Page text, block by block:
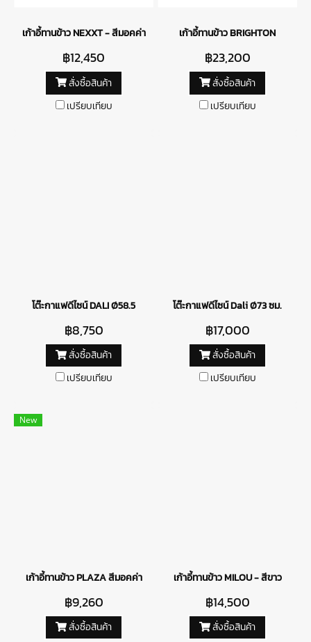
เก้าอี้ทานข้าว NEXXT - สีมอคค่า
฿12,450
สั่งซื้อสินค้า
เปรียบเทียบ
เก้าอี้ทานข้าว BRIGHTON
฿23,200
สั่งซื้อสินค้า
เปรียบเทียบ
โต๊ะกาแฟดีไซน์ DALI Ø58.5
฿8,750
สั่งซื้อสินค้า
เปรียบเทียบ
โต๊ะกาแฟดีไซน์ Dali Ø73 ซม.
฿17,000
สั่งซื้อสินค้า
เปรียบเทียบ
New
เก้าอี้ทานข้าว PLAZA สีมอคค่า
฿9,260
สั่งซื้อสินค้า
เก้าอี้ทานข้าว MILOU - สีขาว
฿14,500
สั่งซื้อสินค้า